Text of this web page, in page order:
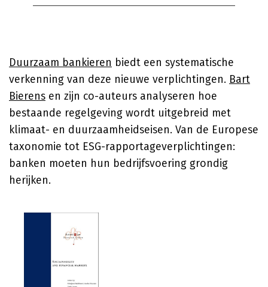
Duurzaam bankieren biedt een systematische
verkenning van deze nieuwe verplichtingen. Bart
Bierens en zijn co-auteurs analyseren hoe
bestaande regelgeving wordt uitgebreid met
klimaat- en duurzaamheidseisen. Van de Europese
taxonomie tot ESG-rapportageverplichtingen:
banken moeten hun bedrijfsvoering grondig
herijken.